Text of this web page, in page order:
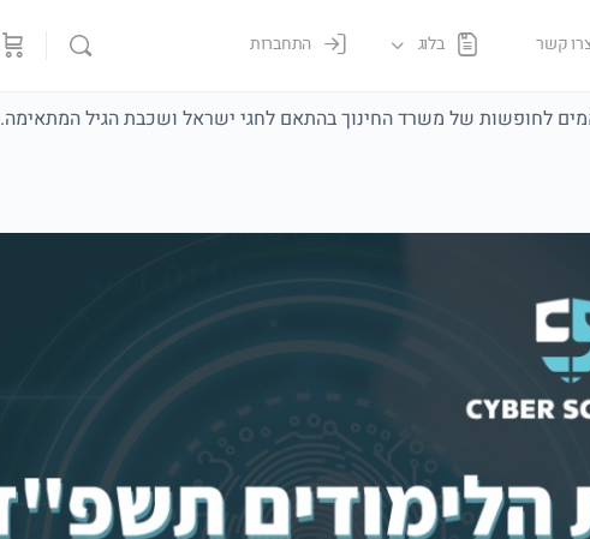
קשר בלוג התחברות
לחופשות של משרד החינוך בהתאם לחגי ישראל ושכבת הגיל המתאימה.